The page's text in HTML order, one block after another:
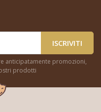
ISCRIVITI
anticipatamente promozioni,
prodotti